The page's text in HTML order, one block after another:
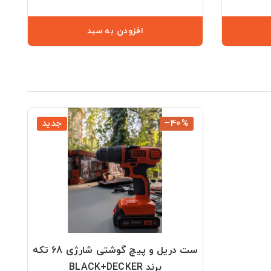
افزودن به سبد
جدید ‎−40%
ست دریل و پیچ گوشتی شارژی 68 تکه
برند BLACK+DECKER